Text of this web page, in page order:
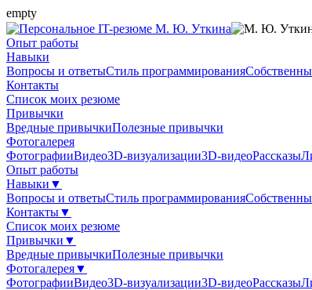
empty
Опыт работы
Навыки
Вопросы и ответыСтиль программирования
Контакты
Список моих резюме
Привычки
Вредные привычкиПолезные привычки
Фотогалерея
ФотографииВидео3D-визуализации3D-видеоРассказы
Опыт работы
Навыки▼
Вопросы и ответыСтиль программирования
Контакты▼
Список моих резюме
Привычки▼
Вредные привычкиПолезные привычки
Фотогалерея▼
ФотографииВидео3D-визуализации3D-видеоРассказы